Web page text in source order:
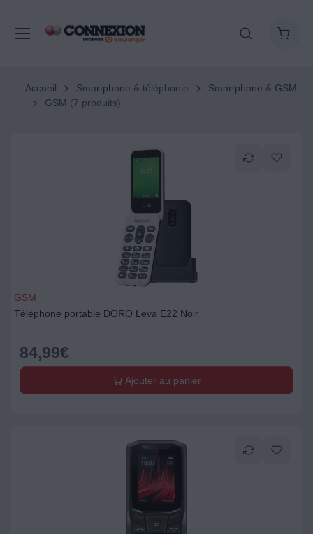
Accueil Smartphone & téléphonie
Smartphone & GSM
GSM (7 produits)
GSM
Téléphone portable DORO Leva E22 Noir
84,99€
Ajouter au panier